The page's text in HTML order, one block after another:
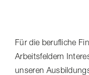
Für die berufliche
Arbeitsfeldern
unseren